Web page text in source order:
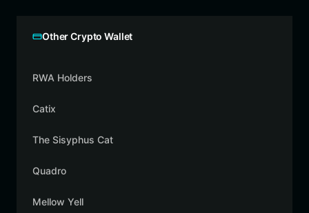
Other Crypto Wallet
RWA Holders
Catix
The Sisyphus Cat
Quadro
Mellow Yell